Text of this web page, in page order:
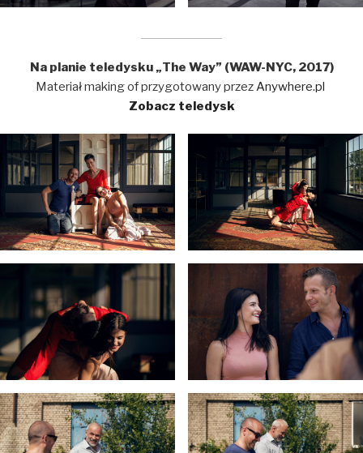
Na planie teledysku „The Way” (WAW-NYC, 2017)
Materiał making of przygotowany przezAnywhere.pl
Zobacz teledysk